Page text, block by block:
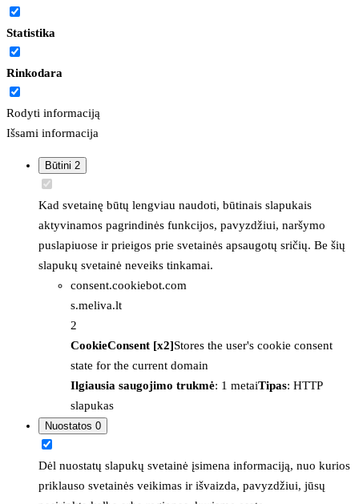
Statistika
Rinkodara
Rodyti informaciją
Išsami informacija
Būtini 2
Kad svetainę būtų lengviau naudoti, būtinais slapukais
aktyvinamos pagrindinės funkcijos, pavyzdžiui, naršymo
puslapiuose ir prieigos prie svetainės apsaugotų sričių. Be šių
slapukų svetainė neveiks tinkamai.
consent.cookiebot.com
s.meliva.lt
2
CookieConsent [x2]Stores the user's cookie consent
state for the current domain
Ilgiausia saugojimo trukmė: 1 metaiTipas: HTTP
slapukas
Nuostatos 0
Dėl nuostatų slapukų svetainė įsimena informaciją, nuo kurios
priklauso svetainės veikimas ir išvaizda, pavyzdžiui, jūsų